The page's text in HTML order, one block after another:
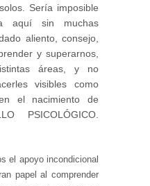
Sería imposible
aquí sin muchas
aliento, consejo,
y superarnos,
áreas, y no
visibles como
el nacimiento de
PSICOLÓGICO.
el apoyo incondicional
papel al comprender